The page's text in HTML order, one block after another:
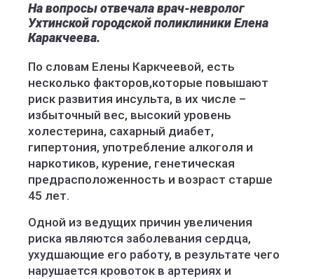
На вопросы отвечала врач-невролог
Ухтинской городской поликлиники Елена
Каракчеева.
По словам Елены Каркчеевой, есть
несколько факторов,которые повышают
риск развития инсульта, в их числе –
избыточный вес, высокий уровень
холестерина, сахарный диабет,
гипертония, употребление алкоголя и
наркотиков, курение, генетическая
предрасположенность и возраст старше
45 лет.
Одной из ведущих причин увеличения
риска являются заболевания сердца,
ухудшающие его работу, в результате чего
нарушается кровоток в артериях и